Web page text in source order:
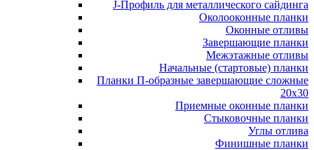
J-Профиль для металлического сайдинга
Околооконные планки
Оконные отливы
Завершающие планки
Межэтажные отливы
Начальные (стартовые) планки
Планки П-образные завершающие сложные
20x30
Приемные оконные планки
Стыковочные планки
Углы отлива
Финишные планки